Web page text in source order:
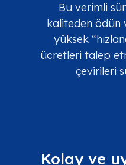
Bu verimli
kaliteden ödün
yüksek
ücretleri talep
çevirileri
Kolay ve